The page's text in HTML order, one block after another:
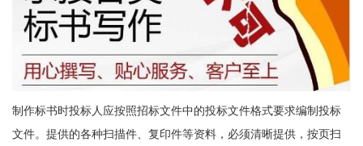
制作标书时投标人应按照招标文件中的投标文件格式要求编制投标
文件。提供的各种扫描件、复印件等资料，必须清晰提供，按页扫